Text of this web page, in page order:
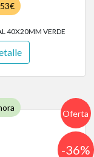
40X20MM VERDE
Oferta
-36%